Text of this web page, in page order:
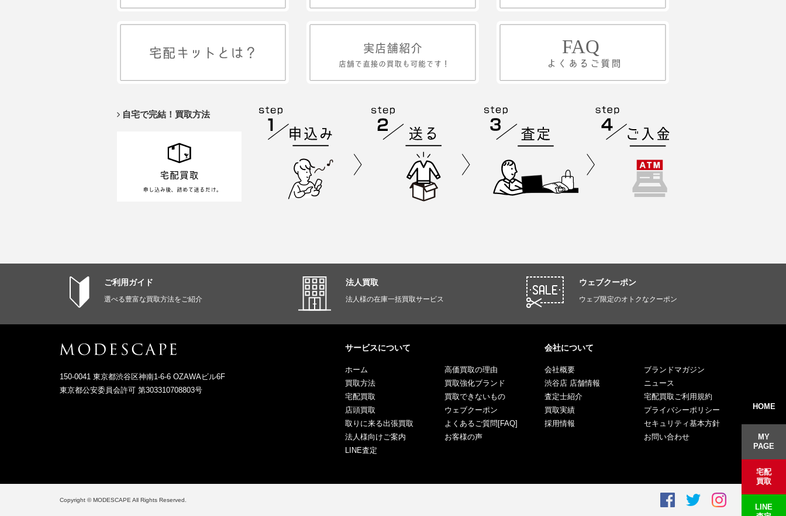
自宅で完結！買取方法
ご利用ガイド
選べる豊富な買取方法をご紹介
法人買取
法人様の在庫一括買取サービス
ウェブクーポン
ウェブ限定のオトクなクーポン
150-0041 東京都渋谷区神南1-6-6 OZAWAビル6F
東京都公安委員会許可 第303310708803号
サービスについて
ホーム
買取方法
宅配買取
店頭買取
取りに来る出張買取
法人様向けご案内
LINE査定
高価買取の理由
買取強化ブランド
買取できないもの
ウェブクーポン
よくあるご質問[FAQ]
お客様の声
会社について
会社概要
渋谷店 店舗情報
査定士紹介
買取実績
採用情報
ブランドマガジン
ニュース
宅配買取ご利用規約
プライバシーポリシー
セキュリティ基本方針
お問い合わせ
Copyright © MODESCAPE All Rights Reserved.
HOME
MY
PAGE
宅配
買取
LINE